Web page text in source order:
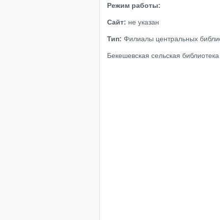
Режим работы:
Сайт: не указан
Тип: Филиалы центральных
Бекешевская сельская библиотека